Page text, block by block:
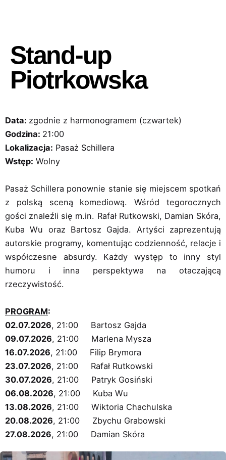
Stand-up
Piotrkowska
Data: zgodnie z harmonogramem (czwartek)
Godzina: 21:00
Lokalizacja: Pasaż Schillera
Wstęp: Wolny
Pasaż Schillera ponownie stanie się miejscem spotkań
z polską sceną komediową. Wśród tegorocznych
gości znaleźli się m.in. Rafał Rutkowski, Damian Skóra,
Kuba Wu oraz Bartosz Gajda. Artyści zaprezentują
autorskie programy, komentując codzienność, relacje i
współczesne absurdy. Każdy występ to inny styl
humoru i inna perspektywa na otaczającą
rzeczywistość.
PROGRAM:
02.07.2026, 21:00 Bartosz Gajda
09.07.2026, 21:00 Marlena Mysza
16.07.2026, 21:00 Filip Brymora
23.07.2026, 21:00 Rafał Rutkowski
30.07.2026, 21:00 Patryk Gosiński
06.08.2026, 21:00 Kuba Wu
13.08.2026, 21:00 Wiktoria Chachulska
20.08.2026, 21:00 Zbychu Grabowski
27.08.2026, 21:00 Damian Skóra